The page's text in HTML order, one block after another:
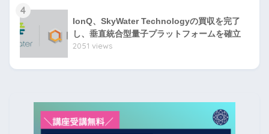
4
IonQ、SkyWater Technologyの買収を完了
し、垂直統合型量子プラットフォームを確立
2051 views